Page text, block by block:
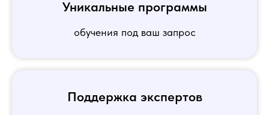
Уникальные программы
обучения под ваш запрос
Поддержка экспертов